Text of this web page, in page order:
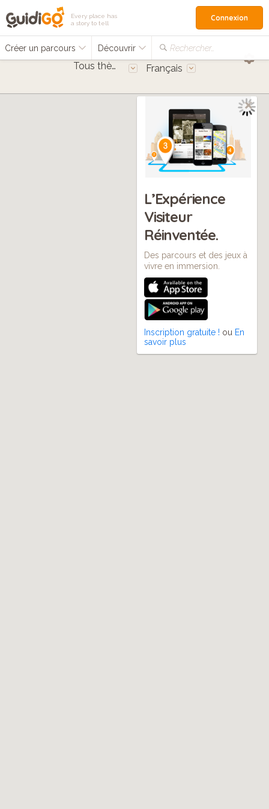
Every place has
a story to tell
Créer un parcours Découvrir Rechercher…
Connexion
Tous thèmes Français
L’Expérience
Visiteur
Réinventée.
Des parcours et des jeux à
vivre en immersion.
Inscription gratuite ! ou En
savoir plus